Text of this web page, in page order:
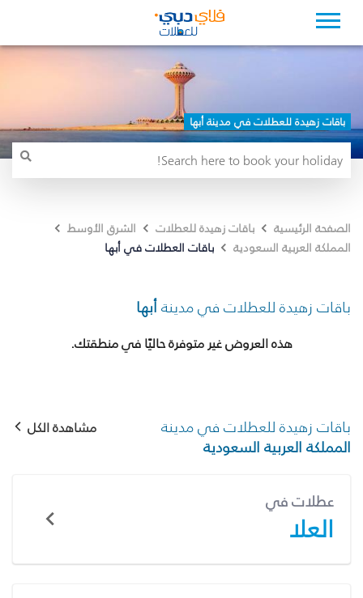
باقات زهيدة للعطلات في مدينة أبها
الصفحة الرئيسية باقات زهيدة للعطلات
الشرق الأوسط
المملكة العربية السعودية
باقات العطلات في أبها
باقات زهيدة للعطلات في مدينةأبها
هذه العروض غير متوفرة حاليًا في منطقتك.
باقات زهيدة للعطلات في مدينة
المملكة العربية السعودية
مشاهدة الكل
عطلات في
العلا